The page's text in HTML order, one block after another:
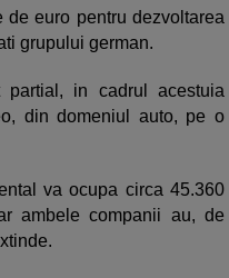
euro pentru dezvoltarea
grupului german.
partial, in cadrul acestuia
din domeniul auto, pe o
va ocupa circa 45.360
ambele companii au, de